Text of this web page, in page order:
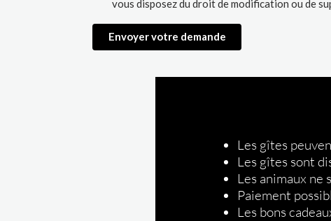
Les gîtes
Les gîtes sont
Les animaux ne
Paiement
Les bons